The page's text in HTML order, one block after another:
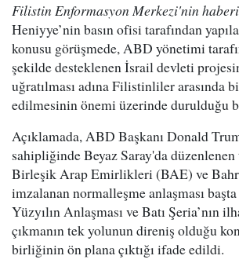
Filistin Enformasyon Merkezi'nin
Heniyye’nin basın ofisi tarafından
konusu görüşmede, ABD yönetimi
şekilde desteklenen İsrail devleti
uğratılması adına Filistinliler arasında
edilmesinin önemi üzerinde durulduğu
Açıklamada, ABD Başkanı Donald
sahipliğinde Beyaz Saray'da
Birleşik Arap Emirlikleri (BAE) ve
imzalanan normalleşme anlaşması
Yüzyılın Anlaşması ve Batı Şeria’nın
çıkmanın tek yolunun direniş olduğu
birliğinin ön plana çıktığı ifade edildi.